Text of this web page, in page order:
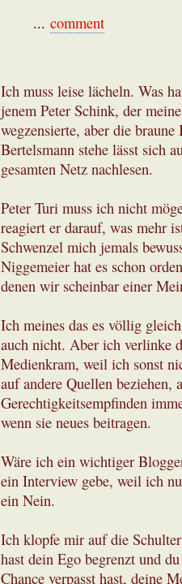
... comment
Ich muss leise lächeln. Was
jenem Peter Schink, der
wegzensierte, aber die
Bertelsmann stehe lässt sich
gesamten Netz nachlesen.
Peter Turi muss ich nicht
reagiert er darauf, was mehr
Schwenzel mich jemals
Niggemeier hat es schon
denen wir scheinbar einer
Ich meines das es völlig
auch nicht. Aber ich verlinke
Medienkram, weil ich sonst
auf andere Quellen beziehen,
Gerechtigkeitsempfinden
wenn sie neues beitragen.
Wäre ich ein wichtiger
ein Interview gebe, weil ich
ein Nein.
Ich klopfe mir auf die
hast dein Ego begrenzt und
Chance verpasst hast, deine